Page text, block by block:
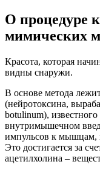
О процедуре
мимических
Красота, которая
видны снаружи.
В основе метода
(нейротоксина,
botulinum),
внутримышечном
импульсов к мышцам,
Это достигается за
ацетилхолина –